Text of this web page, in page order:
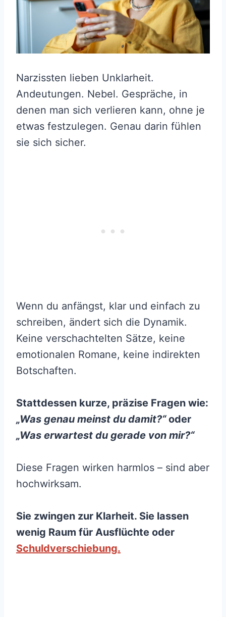
Narzissten lieben Unklarheit.
Andeutungen. Nebel. Gespräche, in
denen man sich verlieren kann, ohne je
etwas festzulegen. Genau darin fühlen
sie sich sicher.
Wenn du anfängst, klar und einfach zu
schreiben, ändert sich die Dynamik.
Keine verschachtelten Sätze, keine
emotionalen Romane, keine indirekten
Botschaften.
Stattdessen kurze, präzise Fragen wie:
„Was genau meinst du damit?“oder
„Was erwartest du gerade von mir?“
Diese Fragen wirken harmlos – sind aber
hochwirksam.
Sie zwingen zur Klarheit. Sie lassen
wenig Raum für Ausflüchte oder
Schuldverschiebung.